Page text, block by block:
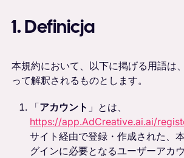
1. Definicja
本規約において、以下に掲げる用語は
って解釈されるものとします。
「アカウント 」とは、
https://app.AdCreative.ai.ai/
サイト経由で登録・作成された、
グインに必要となるユーザーアカ